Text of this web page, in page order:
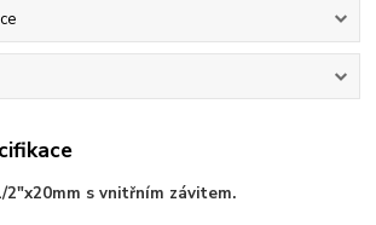
2"x20mm s vnitřním závitem.